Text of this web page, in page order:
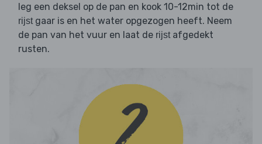
leg een deksel op de pan en kook 10-12min tot de
rijst gaar is en het water opgezogen heeft. Neem
de pan van het vuur en laat de rijst afgedekt
rusten.